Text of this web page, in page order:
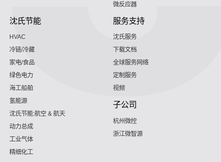
微反应器
沈氏节能
HVAC
冷链/冷藏
家电/食品
绿色电力
海工船舶
氢能源
沈氏节能:航空 & 航天
动力总成
工业气体
精细化工
服务支持
沈氏服务
下载文档
全球服务网络
定制服务
视频
子公司
杭州微控
浙江微智源